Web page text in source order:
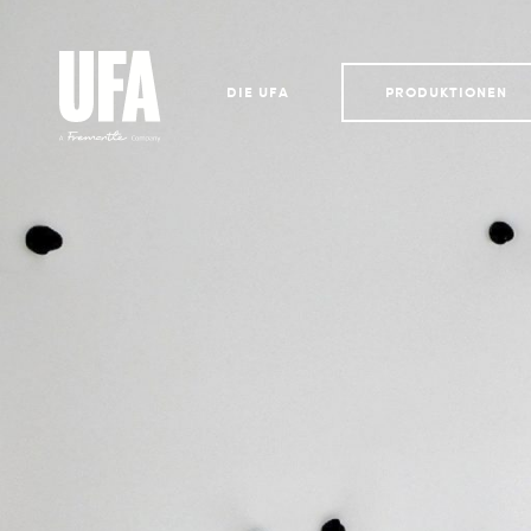
DIE UFA PRODUKTIONEN